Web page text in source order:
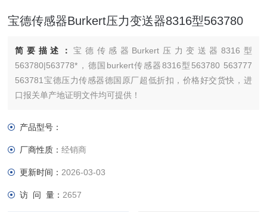
宝德传感器Burkert压力变送器8316型563780
简要描述：宝德传感器Burkert压力变送器8316型
563780|563778*，德国burkert传感器8316型563780 563777
563781宝德压力传感器德国原厂超低折扣，价格好交货快，进
口报关单产地证明文件均可提供！
紧凑型Burkert 8316型压力测量设备满足机械负载，EMC特性和
产品型号：
厂商性质：经销商
更新时间： 2026-03-03
访 问 量： 2657